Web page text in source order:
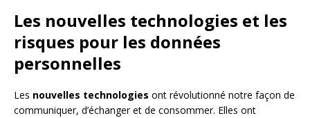
Les nouvelles technologies et les
risques pour les données
personnelles
Les nouvelles technologies ont révolutionné notre façon de
communiquer, d’échanger et de consommer. Elles ont